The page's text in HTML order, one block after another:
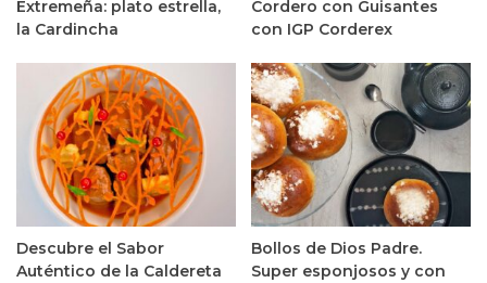
Extremeña: plato estrella,
la Cardincha
Cordero con Guisantes
con IGP Corderex
Descubre el Sabor
Auténtico de la Caldereta
Bollos de Dios Padre.
Super esponjosos y con